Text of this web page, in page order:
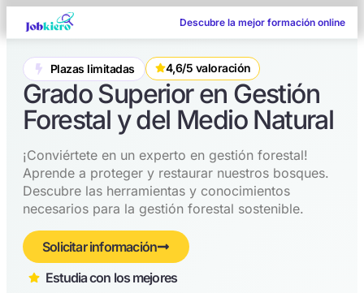
Descubre la mejor formación online
Plazas limitadas 4,6/5 valoración
Grado Superior en Gestión
Forestal y del Medio Natural
¡Conviértete en un experto en gestión forestal!
Aprende a proteger y restaurar nuestros bosques.
Descubre las herramientas y conocimientos
necesarios para la gestión forestal sostenible.
Solicitar información
Estudia con los mejores​